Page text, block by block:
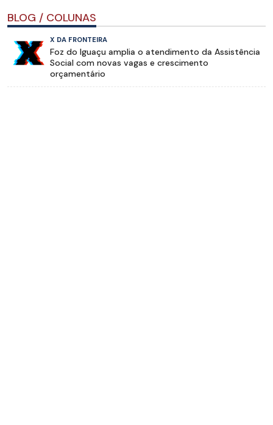
BLOG / COLUNAS
X DA FRONTEIRA
Foz do Iguaçu amplia o atendimento da Assistência
Social com novas vagas e crescimento
orçamentário